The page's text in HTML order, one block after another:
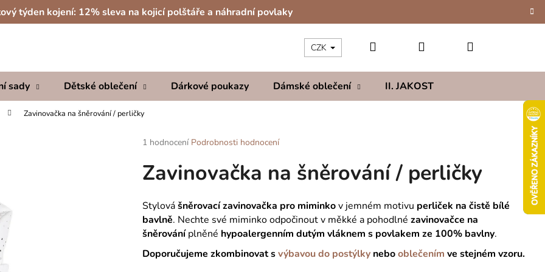
týden kojení: 12% sleva na kojicí polštáře a náhradní povlaky
sady Dětské oblečení Dárkové poukazy Dámské oblečení II. JAKOST
CZK Hledat PřihlášeníNákupní
Zavinovačka na šněrování / perličky
Průměrné
produktu
je
z
5
hvězdiček.
1 hodnocení Podrobnosti hodnocení
Zavinovačka na šněrování / perličky
Stylovášněrovací zavinovačka pro miminkov jemném motivu perliček na čistě bílé
bavlně. Nechte své miminko odpočinout v měkké a pohodlné zavinovačce na
šněrováníplněné hypoalergenním dutým vláknem s povlakem ze 100% bavlny.
Doporučujeme zkombinovat svýbavou do postýlky nebooblečením ve stejném vzoru.
Co potřebujete najít?